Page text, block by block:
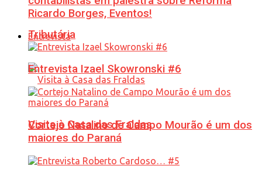
Tributária
Visita à Casa das Fraldas
Ricardo Borges, Eventos!
Entrevista
Entrevista Izael Skowronski #6
Cortejo Natalino de Campo Mourão é um dos
maiores do Paraná